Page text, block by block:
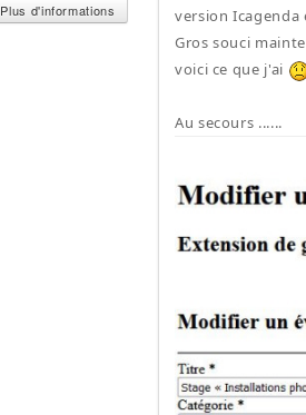
Plus d'informations
version Icagenda
Gros souci
voici ce que j'ai
Au secours ......